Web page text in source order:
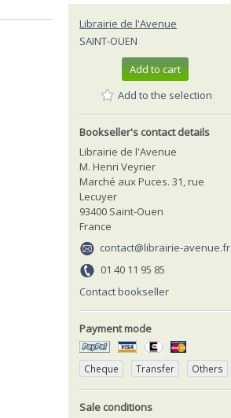
Librairie de l'Avenue
SAINT-OUEN
Add to cart
Add to the selection
Bookseller's contact details
Librairie de l'Avenue
M. Henri Veyrier
Marché aux Puces. 31, rue
Lecuyer
93400 Saint-Ouen
France
contact@librairie-avenue.fr
01 40 11 95 85
Contact bookseller
Payment mode
Cheque Transfer Others
Sale conditions